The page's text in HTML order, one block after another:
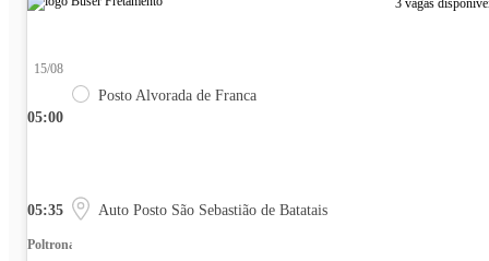
3 vagas
05:00
15/08
Posto Alvorada de Franca
05:35 Auto Posto São Sebastião de Batatais
Poltrona